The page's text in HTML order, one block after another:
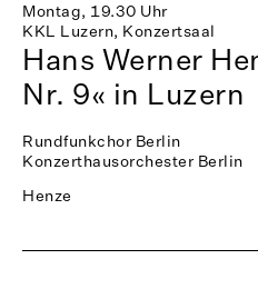
Montag, 19.30 Uhr
KKL Luzern, Konzertsaal
Hans Werner
Nr. 9« in Luzern
Rundfunkchor Berlin
Konzerthausorchester Berlin
Henze